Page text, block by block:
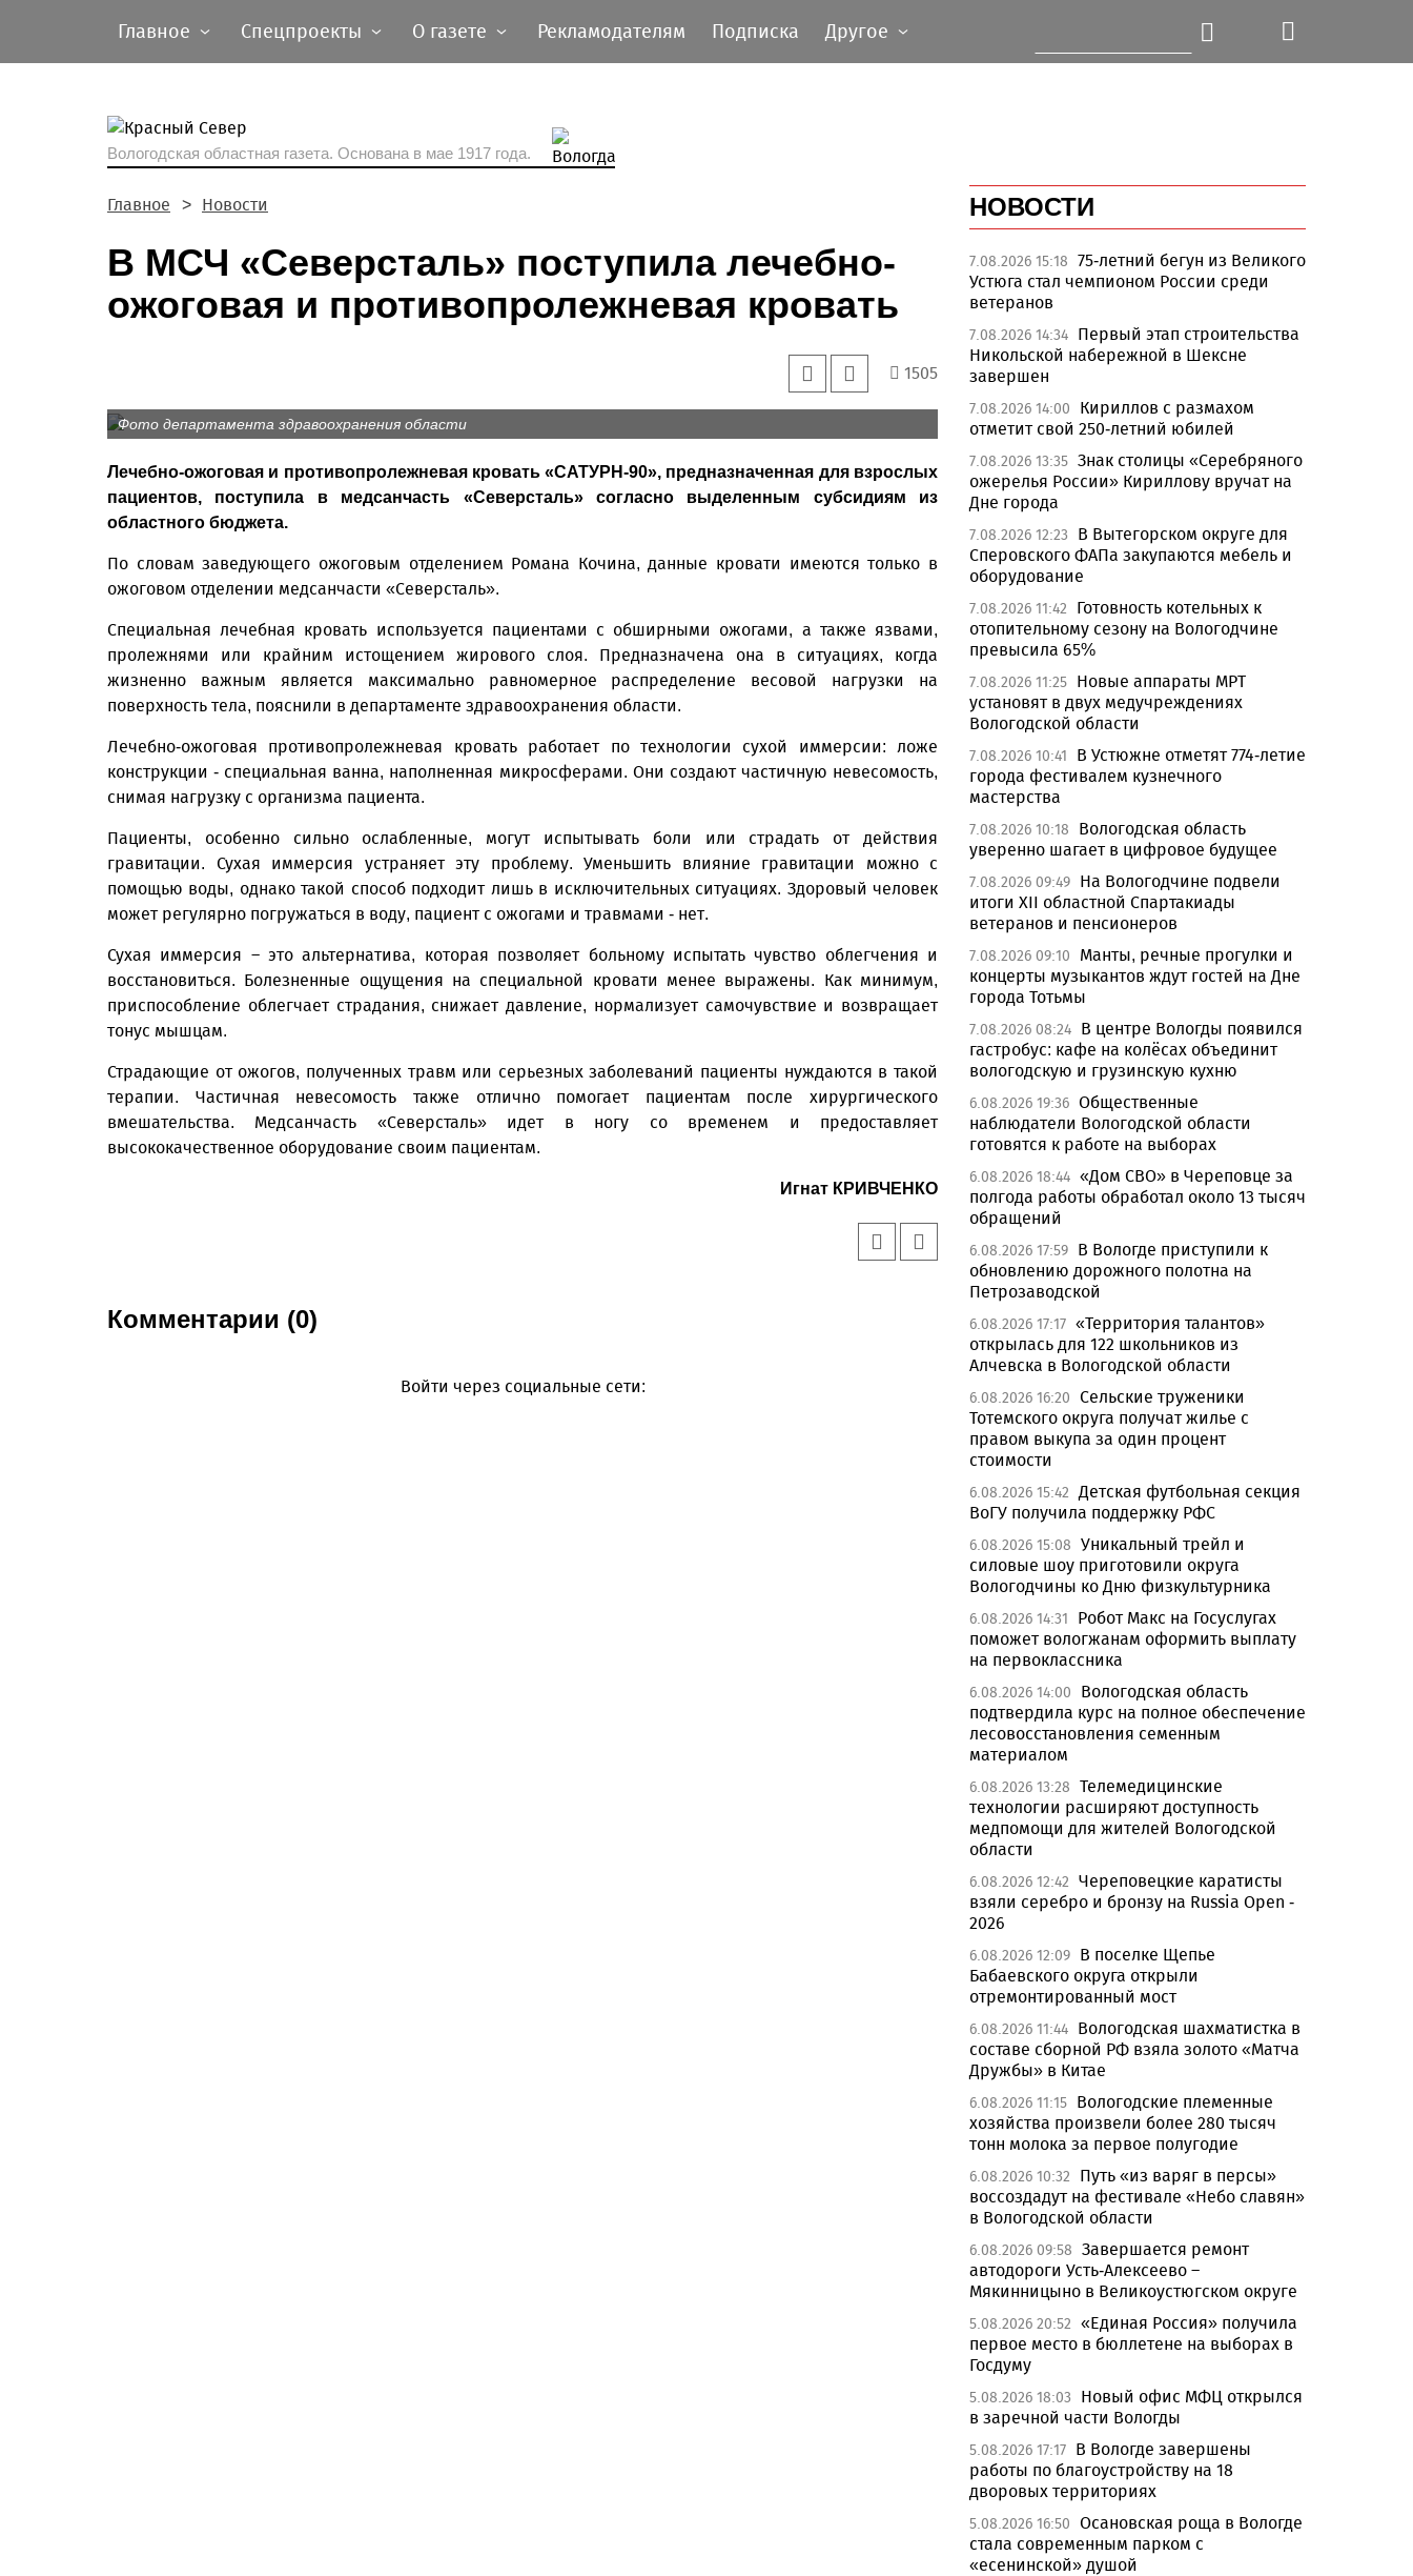
Главное Спецпроекты О газете Рекламодателям Подписка Другое
Вологодская областная газета. Основана в мае 1917 года.
Главное Новости
В МСЧ «Северсталь» поступила лечебно-
ожоговая и противопролежневая кровать
1505
Фото департамента здравоохранения области
Лечебно-ожоговая и противопролежневая кровать «САТУРН-90», предназначенная для взрослых
пациентов, поступила в медсанчасть «Северсталь» согласно выделенным субсидиям из
областного бюджета.
По словам заведующего ожоговым отделением Романа Кочина, данные кровати имеются только в
ожоговом отделении медсанчасти «Северсталь».
Специальная лечебная кровать используется пациентами с обширными ожогами, а также язвами,
пролежнями или крайним истощением жирового слоя. Предназначена она в ситуациях, когда
жизненно важным является максимально равномерное распределение весовой нагрузки на
поверхность тела, пояснили в департаменте здравоохранения области.
Лечебно-ожоговая противопролежневая кровать работает по технологии сухой иммерсии: ложе
конструкции - специальная ванна, наполненная микросферами. Они создают частичную невесомость,
снимая нагрузку с организма пациента.
Пациенты, особенно сильно ослабленные, могут испытывать боли или страдать от действия
гравитации. Сухая иммерсия устраняет эту проблему. Уменьшить влияние гравитации можно с
помощью воды, однако такой способ подходит лишь в исключительных ситуациях. Здоровый человек
может регулярно погружаться в воду, пациент с ожогами и травмами - нет.
Сухая иммерсия – это альтернатива, которая позволяет больному испытать чувство облегчения и
восстановиться. Болезненные ощущения на специальной кровати менее выражены. Как минимум,
приспособление облегчает страдания, снижает давление, нормализует самочувствие и возвращает
тонус мышцам.
Страдающие от ожогов, полученных травм или серьезных заболеваний пациенты нуждаются в такой
терапии. Частичная невесомость также отлично помогает пациентам после хирургического
вмешательства. Медсанчасть «Северсталь» идет в ногу со временем и предоставляет
высококачественное оборудование своим пациентам.
Игнат КРИВЧЕНКО
Комментарии (0)
Войти через социальные сети:
НОВОСТИ
7.08.2026 15:18 75-летний бегун из Великого
Устюга стал чемпионом России среди
ветеранов
7.08.2026 14:34 Первый этап строительства
Никольской набережной в Шексне
завершен
7.08.2026 14:00
Кириллов с размахом
отметит свой 250-летний юбилей
7.08.2026 13:35 Знак столицы «Серебряного
ожерелья России» Кириллову вручат на
Дне города
7.08.2026 12:23
В Вытегорском округе для
Сперовского ФАПа закупаются мебель и
оборудование
7.08.2026 11:42
Готовность котельных к
отопительному сезону на Вологодчине
превысила 65%
7.08.2026 11:25 Новые аппараты МРТ
установят в двух медучреждениях
Вологодской области
7.08.2026 10:41
В Устюжне отметят 774-летие
города фестивалем кузнечного
мастерства
7.08.2026 10:18
Вологодская область
уверенно шагает в цифровое будущее
7.08.2026 09:49 На Вологодчине подвели
итоги XII областной Спартакиады
ветеранов и пенсионеров
7.08.2026 09:10
Манты, речные прогулки и
концерты музыкантов ждут гостей на Дне
города Тотьмы
7.08.2026 08:24 В центре Вологды появился
гастробус: кафе на колёсах объединит
вологодскую и грузинскую кухню
6.08.2026 19:36 Общественные
наблюдатели Вологодской области
готовятся к работе на выборах
6.08.2026 18:44 «Дом СВО» в Череповце за
полгода работы обработал около 13 тысяч
обращений
6.08.2026 17:59 В Вологде приступили к
обновлению дорожного полотна на
Петрозаводской
6.08.2026 17:17 «Территория талантов»
открылась для 122 школьников из
Алчевска в Вологодской области
6.08.2026 16:20 Сельские труженики
Тотемского округа получат жилье с
правом выкупа за один процент
стоимости
6.08.2026 15:42 Детская футбольная секция
ВоГУ получила поддержку РФС
6.08.2026 15:08 Уникальный трейл и
силовые шоу приготовили округа
Вологодчины ко Дню физкультурника
6.08.2026 14:31
Робот Макс на Госуслугах
поможет вологжанам оформить выплату
на первоклассника
6.08.2026 14:00
Вологодская область
подтвердила курс на полное обеспечение
лесовосстановления семенным
материалом
6.08.2026 13:28 Телемедицинские
технологии расширяют доступность
медпомощи для жителей Вологодской
области
6.08.2026 12:42 Череповецкие каратисты
взяли серебро и бронзу на Russia Open -
2026
6.08.2026 12:09 В поселке Щепье
Бабаевского округа открыли
отремонтированный мост
6.08.2026 11:44 Вологодская шахматистка в
составе сборной РФ взяла золото «Матча
Дружбы» в Китае
6.08.2026 11:15 Вологодские племенные
хозяйства произвели более 280 тысяч
тонн молока за первое полугодие
6.08.2026 10:32
Путь «из варяг в персы»
воссоздадут на фестивале «Небо славян»
в Вологодской области
6.08.2026 09:58 Завершается ремонт
автодороги Усть-Алексеево –
Мякинницыно в Великоустюгском округе
5.08.2026 20:52 «Единая Россия» получила
первое место в бюллетене на выборах в
Госдуму
5.08.2026 18:03
Новый офис МФЦ открылся
в заречной части Вологды
5.08.2026 17:17 В Вологде завершены
работы по благоустройству на 18
дворовых территориях
5.08.2026 16:50 Осановская роща в Вологде
стала современным парком с
«есенинской» душой